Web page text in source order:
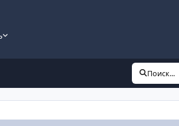
Поиск...